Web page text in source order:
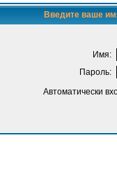
Введите ваше
Имя:
Пароль:
Автоматически